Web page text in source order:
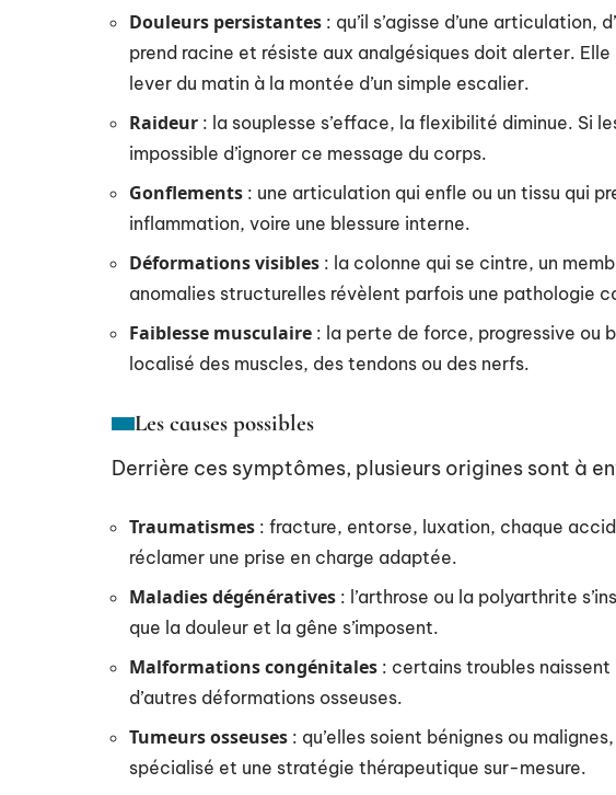
Douleurs persistantes : qu’il s’agisse d’une articulation,
prend racine et résiste aux analgésiques doit alerter.
lever du matin à la montée d’un simple escalier.
Raideur : la souplesse s’efface, la flexibilité diminue. Si
impossible d’ignorer ce message du corps.
Gonflements : une articulation qui enfle ou un tissu qui
inflammation, voire une blessure interne.
Déformations visibles : la colonne qui se cintre, un
anomalies structurelles révèlent parfois une pathologie
Faiblesse musculaire : la perte de force, progressive ou
localisé des muscles, des tendons ou des nerfs.
Les causes possibles
Derrière ces symptômes, plusieurs origines sont à
Traumatismes : fracture, entorse, luxation, chaque
réclamer une prise en charge adaptée.
Maladies dégénératives : l’arthrose ou la polyarthrite
que la douleur et la gêne s’imposent.
Malformations congénitales : certains troubles
d’autres déformations osseuses.
Tumeurs osseuses : qu’elles soient bénignes ou
spécialisé et une stratégie thérapeutique sur-mesure.